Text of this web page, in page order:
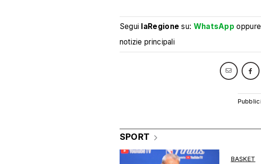
Segui laRegione su: WhatsApp oppure
notizie principali
SPORT
BASKET